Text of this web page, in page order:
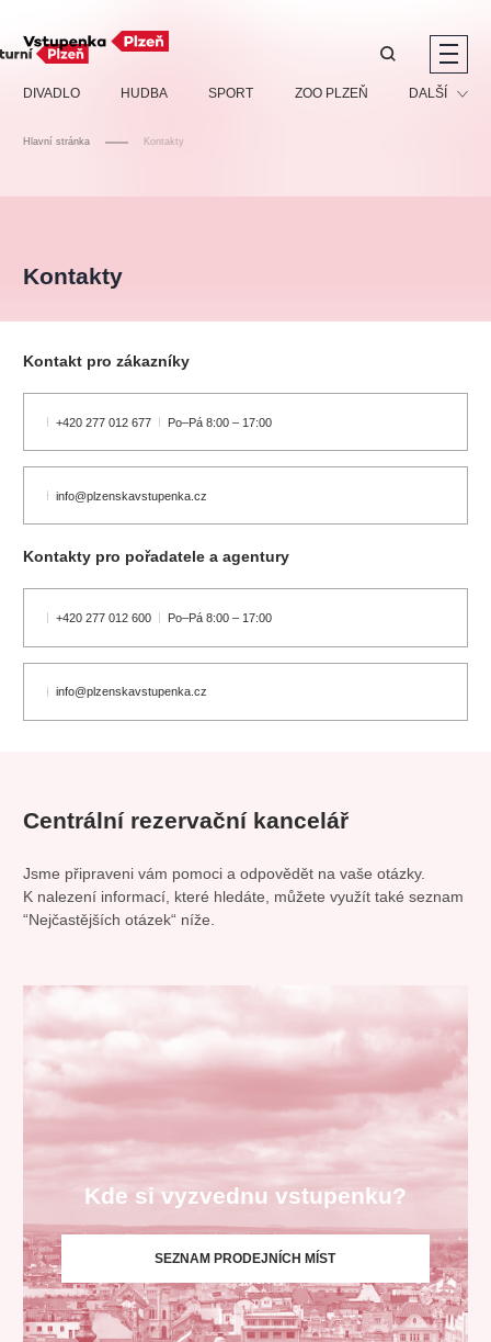
DIVADLO HUDBA SPORT ZOO PLZEŇ DALŠÍ
Hlavní stránka Kontakty
Kontakty
Kontakt pro zákazníky
+420 277 012 677 Po–Pá 8:00 – 17:00
info@plzenskavstupenka.cz
Kontakty pro pořadatele a agentury
+420 277 012 600 Po–Pá 8:00 – 17:00
info@plzenskavstupenka.cz
Centrální rezervační kancelář
Jsme připraveni vám pomoci a odpovědět na vaše otázky.
K nalezení informací, které hledáte, můžete využít také seznam
“Nejčastějších otázek“ níže.
Kde si vyzvednu vstupenku?
SEZNAM PRODEJNÍCH MÍST
Doporučujeme
Nejnavštěvovanější
koncert klasickáhudba